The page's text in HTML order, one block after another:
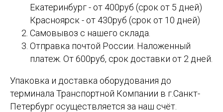
Екатеринбург - от 400руб (срок от 5 дней)
Красноярск - от 430руб (срок от 10 дней)
Самовывоз с нашего склада.
Отправка почтой России. Наложенный
платеж. От 600руб, срок доставки от 2 дней.
Упаковка и доставка оборудования до
терминала Транспортной Компании в г.Санкт-
Петербург осуществляется за наш счёт.